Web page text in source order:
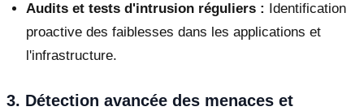
Audits et tests d'intrusion réguliers :
Identification
proactive des faiblesses dans les applications et
l'infrastructure.
3. Détection avancée des menaces et